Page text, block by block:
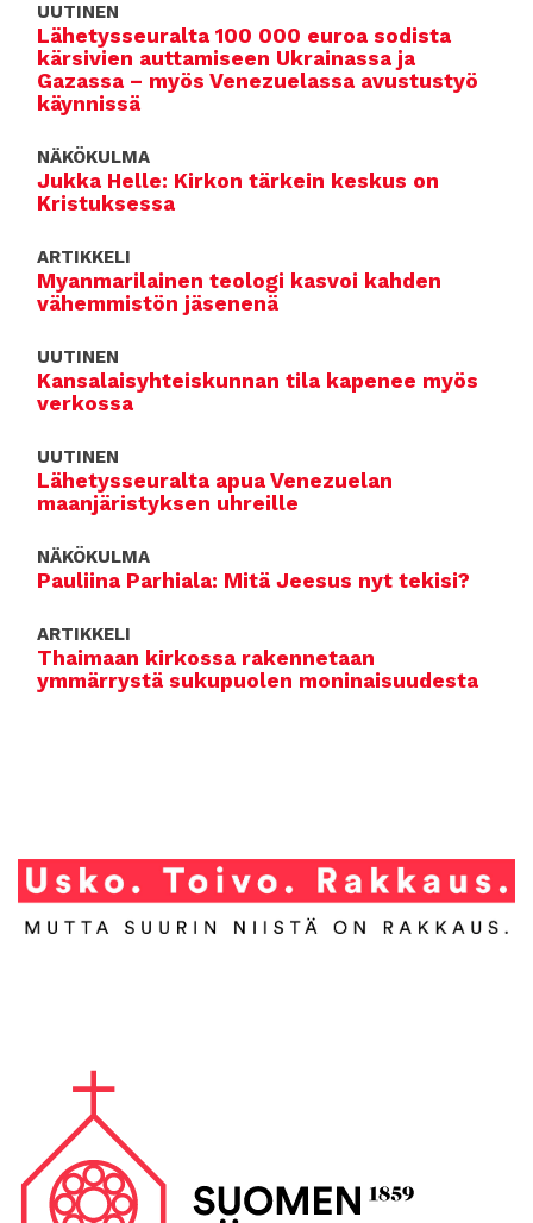
UUTINEN
Lähetysseuralta 100 000 euroa sodista
kärsivien auttamiseen Ukrainassa ja
Gazassa – myös Venezuelassa avustustyö
käynnissä
NÄKÖKULMA
Jukka Helle: Kirkon tärkein keskus on
Kristuksessa
ARTIKKELI
Myanmarilainen teologi kasvoi kahden
vähemmistön jäsenenä
UUTINEN
Kansalaisyhteiskunnan tila kapenee myös
verkossa
UUTINEN
Lähetysseuralta apua Venezuelan
maanjäristyksen uhreille
NÄKÖKULMA
Pauliina Parhiala: Mitä Jeesus nyt tekisi?
ARTIKKELI
Thaimaan kirkossa rakennetaan
ymmärrystä sukupuolen moninaisuudesta
p